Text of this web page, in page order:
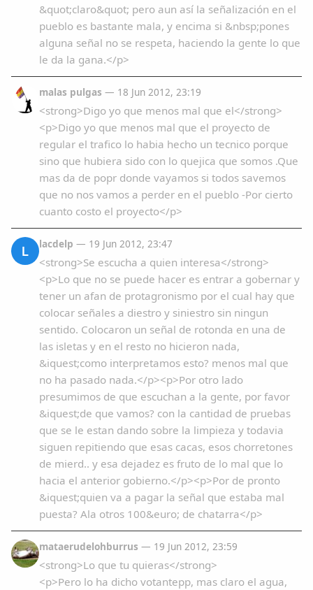
&quot;claro&quot; pero aun así la señalización en el
pueblo es bastante mala, y encima si &nbsp;pones
alguna señal no se respeta, haciendo la gente lo que
le da la gana.</p>
malas pulgas — 18 Jun 2012, 23:19
<strong>Digo yo que menos mal que el</strong>
<p>Digo yo que menos mal que el proyecto de
regular el trafico lo habia hecho un tecnico porque
sino que hubiera sido con lo quejica que somos .Que
mas da de popr donde vayamos si todos savemos
que no nos vamos a perder en el pueblo -Por cierto
cuanto costo el proyecto</p>
L lacdelp — 19 Jun 2012, 23:47
<strong>Se escucha a quien interesa</strong>
<p>Lo que no se puede hacer es entrar a gobernar y
tener un afan de protagronismo por el cual hay que
colocar señales a diestro y siniestro sin ningun
sentido. Colocaron un señal de rotonda en una de
las isletas y en el resto no hicieron nada,
&iquest;como interpretamos esto? menos mal que
no ha pasado nada.</p><p>Por otro lado
presumimos de que escuchan a la gente, por favor
&iquest;de que vamos? con la cantidad de pruebas
que se le estan dando sobre la limpieza y todavia
siguen repitiendo que esas cacas, esos chorretones
de mierd.. y esa dejadez es fruto de lo mal que lo
hacia el anterior gobierno.</p><p>Por de pronto
&iquest;quien va a pagar la señal que estaba mal
puesta? Ala otros 100&euro; de chatarra</p>
mataerudelohburrus — 19 Jun 2012, 23:59
<strong>Lo que tu quieras</strong>
<p>Pero lo ha dicho votantepp, mas claro el agua,